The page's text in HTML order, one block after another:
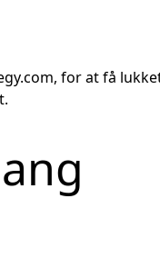
, for at få